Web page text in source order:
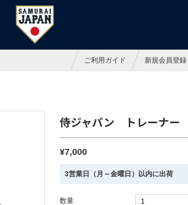
シャルオンラインショップ
ご利用ガイド 新規会員登録
侍ジャパン トレーナー
¥7,000
3営業日（月～金曜日）以内に出荷
数量